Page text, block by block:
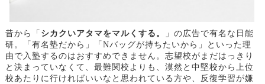
昔から「 シカクいアタマをマルくする。
」の広告で有名な日能
研。「有名塾だから」「 Nバッグが持ちたいから」といった理
由で入塾するのはおすすめできません。志望校がまだはっきり
と決まっていなくて、最難関校よりも、漠然と中堅校から上位
校あたりに行ければいいなと思われている方や、反復学習が嫌